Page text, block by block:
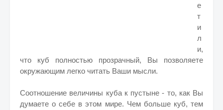
е
т
и
л
и,
что куб полностью прозрачный, Вы позволяете
окружающим легко читать Ваши мысли.
Соотношение величины куба к пустыне - то, как Вы
думаете о себе в этом мире. Чем больше куб, тем